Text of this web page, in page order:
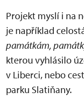
Projekt myslí i na
je například
památkám,
kterou vyhlásilo
v Liberci, nebo
parku Slatiňany.